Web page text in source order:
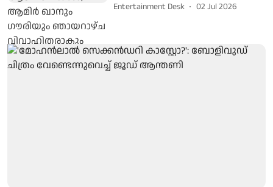
Entertainment Desk 02 Jul 2026